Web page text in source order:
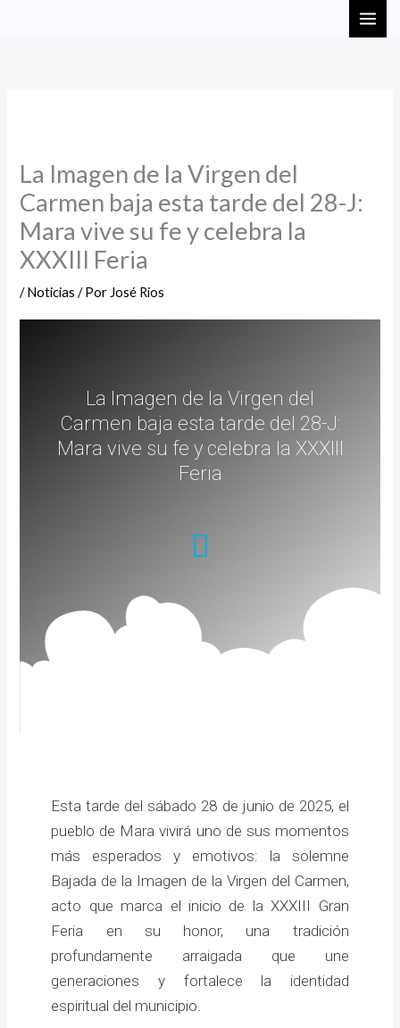
La Imagen de la Virgen del
Carmen baja esta tarde del 28-J:
Mara vive su fe y celebra la
XXXIII Feria
/Noticias / Por José Rios
La Imagen de la Virgen del
Carmen baja esta tarde del 28-J:
Mara vive su fe y celebra la XXXIII
Feria
Esta tarde del sábado 28 de junio de 2025, el
pueblo de Mara vivirá uno de sus momentos
más esperados y emotivos: la solemne
Bajada de la Imagen de la Virgen del Carmen,
acto que marca el inicio de la XXXIII Gran
Feria en su honor, una tradición
profundamente arraigada que une
generaciones y fortalece la identidad
espiritual del municipio.